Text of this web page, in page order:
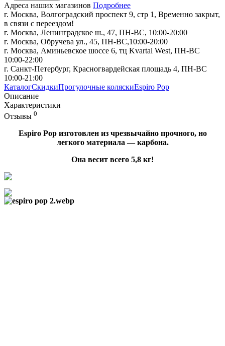
Адреса наших магазинов Подробнее
г. Москва, Волгоградский проспект 9, стр 1, Временно закрыт,
в связи с переездом!
г. Москва, Ленинградское ш., 47, ПН-ВС, 10:00-20:00
г. Москва, Обручева ул., 45, ПН-ВС,10:00-20:00
г. Москва, Аминьевское шоссе 6, тц Kvartal West, ПН-ВС
10:00-22:00
г. Санкт-Петербург, Красногвардейская площадь 4, ПН-ВС
10:00-21:00
КаталогСкидкиПрогулочные коляскиEspiro Pop
Описание
Характеристики
Отзывы 0
Espiro Pop изготовлен из чрезвычайно прочного, но
легкого материала — карбона.
Она весит всего 5,8 кг!